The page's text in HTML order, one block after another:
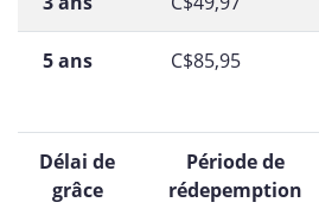
5 ans C$85,95
Délai de
grâce
Période de
rédepemption